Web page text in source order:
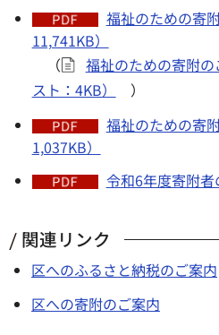
福祉のための寄
11,741KB）
（
福祉のための寄附
スト：4KB）
）
福祉のための寄
1,037KB）
令和6年度寄附者
関連リンク
区へのふるさと納税のご案内
区への寄附のご案内